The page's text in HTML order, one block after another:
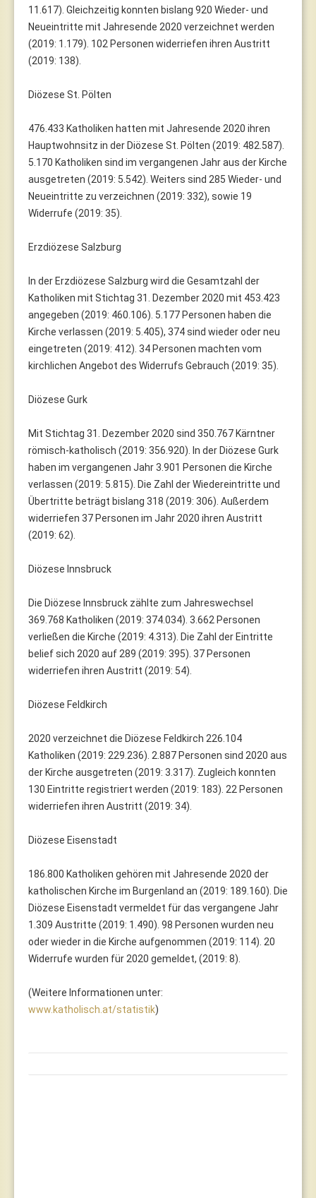
11.617). Gleichzeitig konnten bislang 920 Wieder- und
Neueintritte mit Jahresende 2020 verzeichnet werden
(2019: 1.179). 102 Personen widerriefen ihren Austritt
(2019: 138).
Diözese St. Pölten
476.433 Katholiken hatten mit Jahresende 2020 ihren
Hauptwohnsitz in der Diözese St. Pölten (2019: 482.587).
5.170 Katholiken sind im vergangenen Jahr aus der Kirche
ausgetreten (2019: 5.542). Weiters sind 285 Wieder- und
Neueintritte zu verzeichnen (2019: 332), sowie 19
Widerrufe (2019: 35).
Erzdiözese Salzburg
In der Erzdiözese Salzburg wird die Gesamtzahl der
Katholiken mit Stichtag 31. Dezember 2020 mit 453.423
angegeben (2019: 460.106). 5.177 Personen haben die
Kirche verlassen (2019: 5.405), 374 sind wieder oder neu
eingetreten (2019: 412). 34 Personen machten vom
kirchlichen Angebot des Widerrufs Gebrauch (2019: 35).
Diözese Gurk
Mit Stichtag 31. Dezember 2020 sind 350.767 Kärntner
römisch-katholisch (2019: 356.920). In der Diözese Gurk
haben im vergangenen Jahr 3.901 Personen die Kirche
verlassen (2019: 5.815). Die Zahl der Wiedereintritte und
Übertritte beträgt bislang 318 (2019: 306). Außerdem
widerriefen 37 Personen im Jahr 2020 ihren Austritt
(2019: 62).
Diözese Innsbruck
Die Diözese Innsbruck zählte zum Jahreswechsel
369.768 Katholiken (2019: 374.034). 3.662 Personen
verließen die Kirche (2019: 4.313). Die Zahl der Eintritte
belief sich 2020 auf 289 (2019: 395). 37 Personen
widerriefen ihren Austritt (2019: 54).
Diözese Feldkirch
2020 verzeichnet die Diözese Feldkirch 226.104
Katholiken (2019: 229.236). 2.887 Personen sind 2020 aus
der Kirche ausgetreten (2019: 3.317). Zugleich konnten
130 Eintritte registriert werden (2019: 183). 22 Personen
widerriefen ihren Austritt (2019: 34).
Diözese Eisenstadt
186.800 Katholiken gehören mit Jahresende 2020 der
katholischen Kirche im Burgenland an (2019: 189.160). Die
Diözese Eisenstadt vermeldet für das vergangene Jahr
1.309 Austritte (2019: 1.490). 98 Personen wurden neu
oder wieder in die Kirche aufgenommen (2019: 114). 20
Widerrufe wurden für 2020 gemeldet, (2019: 8).
(Weitere Informationen unter:
www.katholisch.at/statistik)